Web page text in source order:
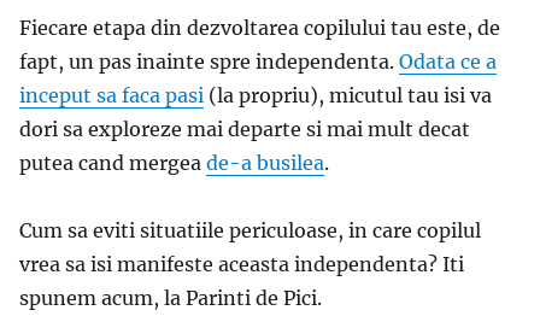
Fiecare etapa din dezvoltarea copilului tau este, de
fapt, un pas inainte spre independenta. Odata ce a
inceput sa faca pasi (la propriu), micutul tau isi va
dori sa exploreze mai departe si mai mult decat
putea cand mergea de-a busilea.
Cum sa eviti situatiile periculoase, in care copilul
vrea sa isi manifeste aceasta independenta? Iti
spunem acum, la Parinti de Pici.